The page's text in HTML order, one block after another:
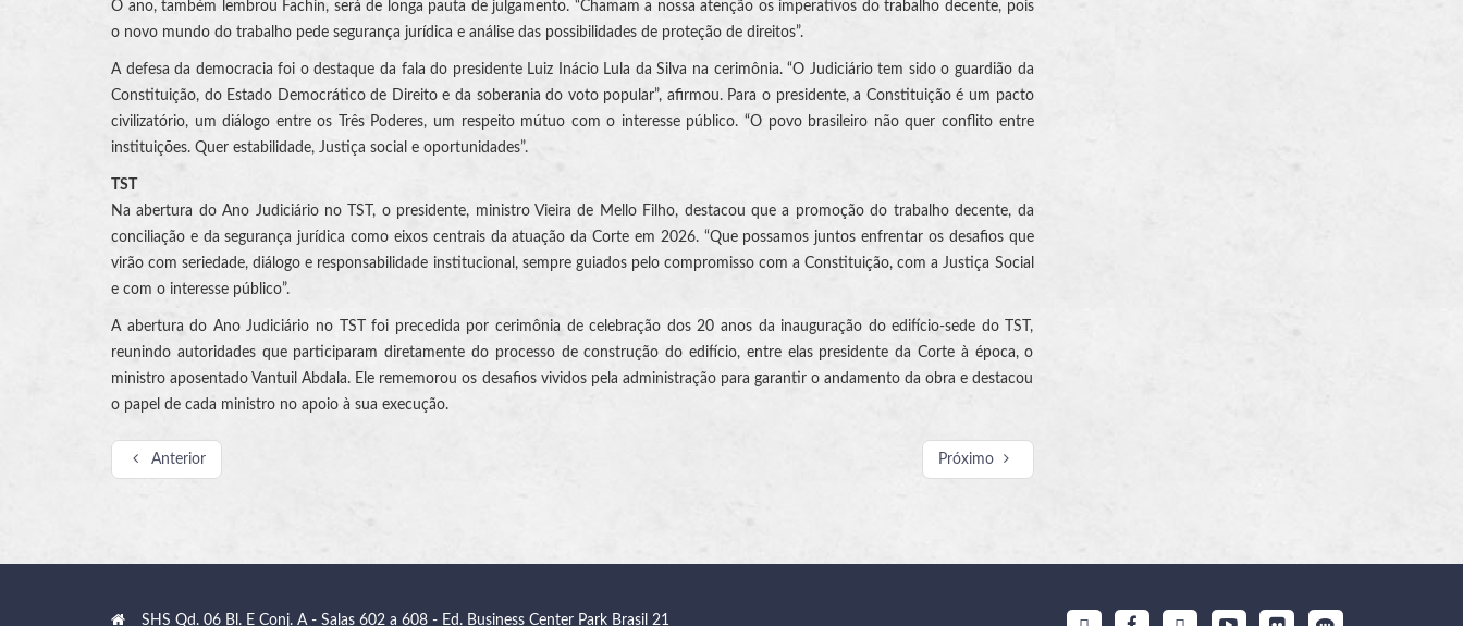
O ano, também lembrou Fachin, será de longa pauta de julgamento. “Chamam a nossa atenção os imperativos do trabalho decente, pois
o novo mundo do trabalho pede segurança jurídica e análise das possibilidades de proteção de direitos”.
A defesa da democracia foi o destaque da fala do presidente Luiz Inácio Lula da Silva na cerimônia. “O Judiciário tem sido o guardião da
Constituição, do Estado Democrático de Direito e da soberania do voto popular”, afirmou. Para o presidente, a Constituição é um pacto
civilizatório, um diálogo entre os Três Poderes, um respeito mútuo com o interesse público. “O povo brasileiro não quer conflito entre
instituições. Quer estabilidade, Justiça social e oportunidades”.
TST
Na abertura do Ano Judiciário no TST, o presidente, ministro Vieira de Mello Filho, destacou que a promoção do trabalho decente, da
conciliação e da segurança jurídica como eixos centrais da atuação da Corte em 2026. “Que possamos juntos enfrentar os desafios que
virão com seriedade, diálogo e responsabilidade institucional, sempre guiados pelo compromisso com a Constituição, com a Justiça Social
e com o interesse público”.
A abertura do Ano Judiciário no TST foi precedida por cerimônia de celebração dos 20 anos da inauguração do edifício-sede do TST,
reunindo autoridades que participaram diretamente do processo de construção do edifício, entre elas presidente da Corte à época, o
ministro aposentado Vantuil Abdala. Ele rememorou os desafios vividos pela administração para garantir o andamento da obra e destacou
o papel de cada ministro no apoio à sua execução.
Anterior Próximo
SHS Qd. 06 Bl. E Conj. A - Salas 602 a 608 - Ed. Business Center Park Brasil 21